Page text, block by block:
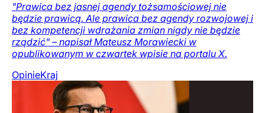
"Prawica bez jasnej agendy tożsamościowej nie
będzie prawicą. Ale prawica bez agendy rozwojowej i
bez kompetencji wdrażania zmian nigdy nie będzie
rządzić" – napisał Mateusz Morawiecki w
opublikowanym w czwartek wpisie na portalu X.
OpinieKraj